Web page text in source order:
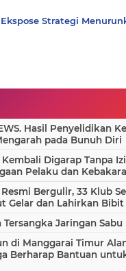
Strategi
Hasil Penyelidikan
pada Bunuh Diri
Kembali Digarap Tanpa
Pelaku dan
Bergulir, 33 Klub
Gelar dan Lahirkan
Tersangka Jaringan
di Manggarai Timur
Berharap Bantuan